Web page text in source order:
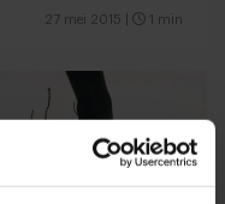
27 mei 2015 1 min